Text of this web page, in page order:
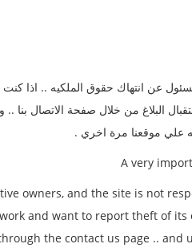
عن انتهاك حقوق الملكيه .. اذا
البلاغ من خلال صفحة الاتصال
علي موقعنا مرة اخري .
owners, and the site is not
and want to report theft of
the contact us page ..